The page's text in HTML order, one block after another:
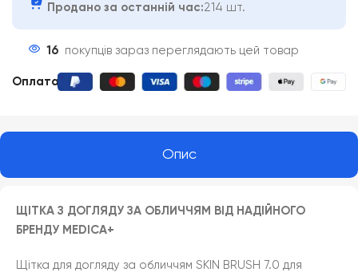
Продано за останній час:214 шт.
16 покупців зараз переглядають цей товар
Оплата
Опис
ЩІТКА З ДОГЛЯДУ ЗА ОБЛИЧЧЯМ ВІД НАДІЙНОГО
БРЕНДУ MEDICA+
Щітка для догляду за обличчям SKIN BRUSH 7.0 для